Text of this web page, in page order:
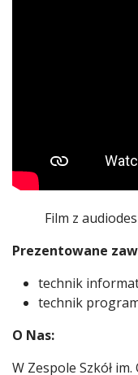
Film z
Prezentowane
technik
technik
O Nas:
W Zespole Szkół im.